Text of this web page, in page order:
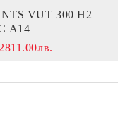
VUT 300 H2
A14
2811.00лв.